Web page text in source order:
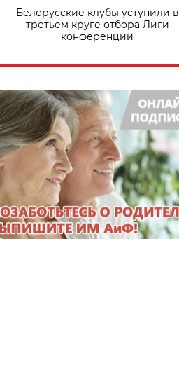
Белорусские клубы уступили в
третьем круге отбора Лиги
конференций